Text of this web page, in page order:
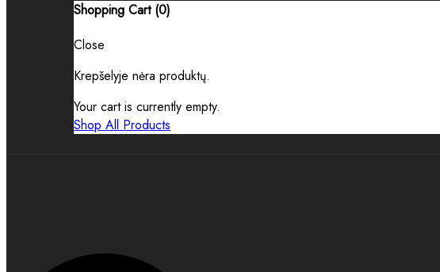
Shopping Cart (0)
Close
Krepšelyje nėra produktų.
Your cart is currently empty.
Shop All Products